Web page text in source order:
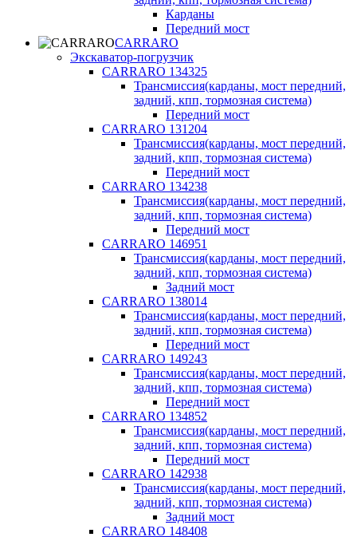
Карданы
Передний мост
CARRARO
Экскаватор-погрузчик
CARRARO 134325
Трансмиссия(карданы, мост передний,
задний, кпп, тормозная система)
Передний мост
CARRARO 131204
Трансмиссия(карданы, мост передний,
задний, кпп, тормозная система)
Передний мост
CARRARO 134238
Трансмиссия(карданы, мост передний,
задний, кпп, тормозная система)
Передний мост
CARRARO 146951
Трансмиссия(карданы, мост передний,
задний, кпп, тормозная система)
Задний мост
CARRARO 138014
Трансмиссия(карданы, мост передний,
задний, кпп, тормозная система)
Передний мост
CARRARO 149243
Трансмиссия(карданы, мост передний,
задний, кпп, тормозная система)
Передний мост
CARRARO 134852
Трансмиссия(карданы, мост передний,
задний, кпп, тормозная система)
Передний мост
CARRARO 142938
Трансмиссия(карданы, мост передний,
задний, кпп, тормозная система)
Задний мост
CARRARO 148408